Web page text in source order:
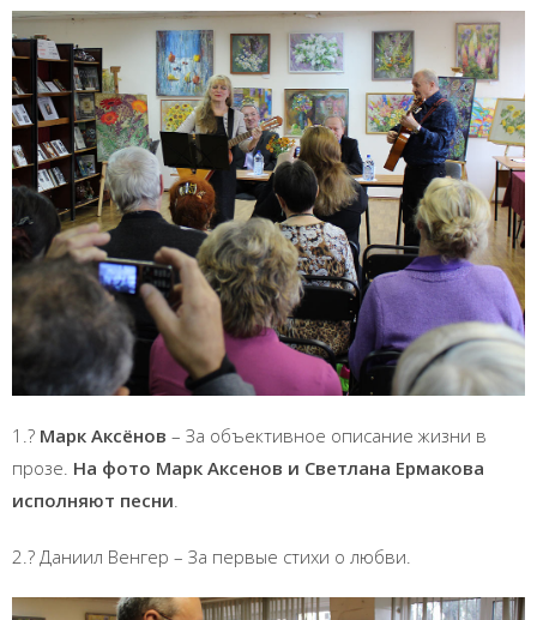
1.? Марк Аксёнов – За объективное описание жизни в
прозе. На фото Марк Аксенов и Светлана Ермакова
исполняют песни.
2.? Даниил Венгер – За первые стихи о любви.